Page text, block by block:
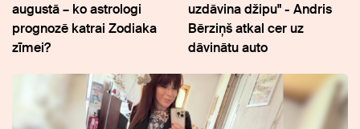
augustā – ko astrologi
prognozē katrai Zodiaka
zīmei?
uzdāvina džipu" - Andris
Bērziņš atkal cer uz
dāvinātu auto